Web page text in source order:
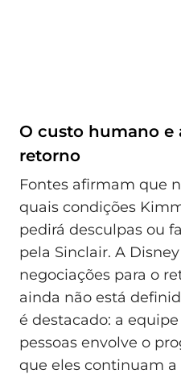
O custo humano e
retorno
Fontes afirmam que
quais condições
pedirá desculpas ou
pela Sinclair. A
negociações para o
ainda não está
é destacado: a
pessoas envolve o
que eles continuam